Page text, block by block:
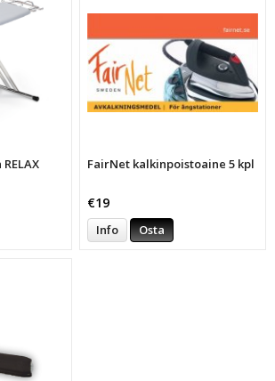
FairNet kalkinpoistoaine 5 kpl
€19
Info Osta